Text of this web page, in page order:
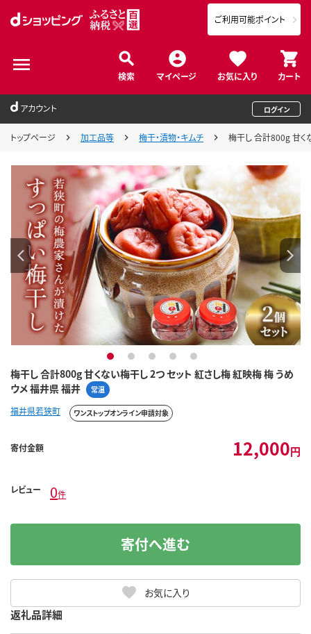
検索 マイページ お気に入り カート
ご利用可能ポイント
アカウント ログイン
トップページ 加工品等 梅干・漬物・キムチ 梅干し 合計800g 甘く
梅干し 合計800g 甘くない梅干し 2つ セット 紅さし梅 紅映梅 梅 うめ
ウメ 福井県 福井
常温
1 2 3 4 5
福井県若狭町 ワンストップオンライン申請対象
寄付金額 12,000円
レビュー 0件
お気に入り
寄付へ進む
返礼品詳細